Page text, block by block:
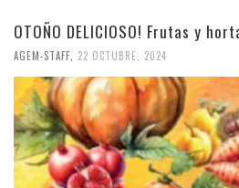
OTOÑO DELICIOSO! Frutas y
AGEM-STAFF 22 OCTUBRE, 2024